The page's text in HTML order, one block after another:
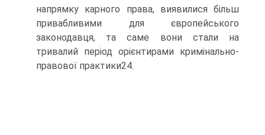
напрямку карного права, виявилися більш
привабливими для європейського
законодавця, та саме вони стали на
тривалий період орієнтирами кримінально-
правової практики24.